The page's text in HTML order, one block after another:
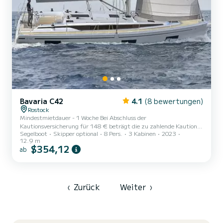
Bavaria C42 4.1 (8 bewertungen)
Rostock
Mindestmietdauer - 1 Woche Bei Abschluss der
Kautionsversicherung für 148 € beträgt die zu zahlende Kaution
nur 150 €. Die Ostsee bei Rostock gilt international als ein
herausragendes Segelrevier. Das Wasser verfügt über eine sichere
Tiefe und die Küste weist kaum Zerklüftungen auf. Wenn Sie
Meer" bewundern. V...
Segelboot Skipper optional 8 Pers. 3 Kabinen
2023
12.9 m
ab $354,12
‹ Zurück Weiter ›